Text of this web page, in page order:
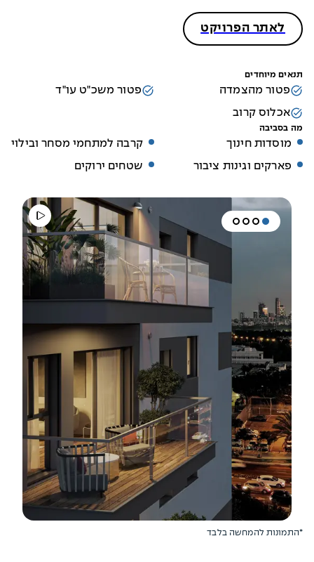
לאתר הפרויקט
תנאים מיוחדים
פטור מהצמדה פטור משכ"ט עו"ד
אכלוס קרוב
מה בסביבה
מוסדות חינוך קרבה למתחמי מסחר ובילוי
פארקים וגינות ציבור שטחים ירוקים
*התמונות להמחשה בלבד